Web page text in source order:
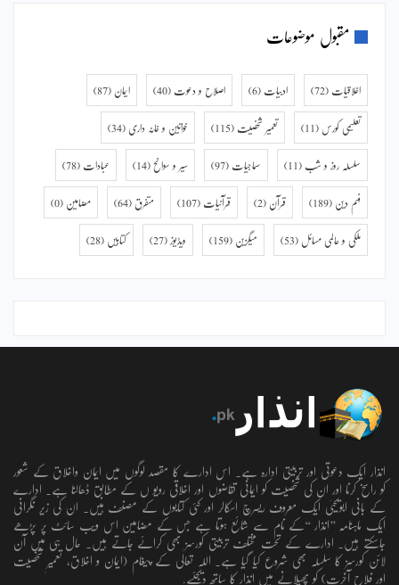
مقبول موضوعات
اخلاقیات (72) ادبیات (6) اصلاح و دعوت (40) ایمان (87)
تعلیمی کورس (11) تعمیر شخصیت (115) خواتین و خانہ داری (34)
سلسلہ روز و شب (11) سماجیات (97) سیر و سوانح (14) عبادات (78)
فہم دین (189) قرآن (2) قرآنیات (107) متفرق (64) مضامین (0)
ملکی و عالمی مسائل (53) میگزین (159) ویڈیوز (27) کتابیں (28)
انذار ایک دعوتی اور تربیتی ادارہ ہے۔ اس ادارے کا مقصد لوگوں میں ایمان واخلاق کے شعور
کو راسخ کرنا اور ان کی شخصیت کو ایمانی تقاضوں اور اخلاقی رویو ں کے مطابق ڈھالنا ہے۔ ادارے
کے بانی ابویحییٰ ایک معروف ریسرچ اسکالر اور کئی کتابوں کے مصنف ہیں۔ ان کی زیر نگرانی
ایک ماہنامہ ’’انذار ‘‘کے نام سے شائع ہوتا ہے جس کے مضامین اس ویب سائٹ پر پڑھے
جاسکتے ہیں۔ ادارے کے تحت مختلف تربیتی کورسز بھی کرائے جاتے ہیں۔ حال ہی میں آن
لائن کورسز کا سلسلہ بھی شروع کیا گیا ہے۔ اللہ تعالٰی کے پیغام (ایمان و اخلاق، تعمیرِ شخصیت
اور فلاحِ آخرت) کو پھیلانے میں انذار کا ساتھ دیجئیے.